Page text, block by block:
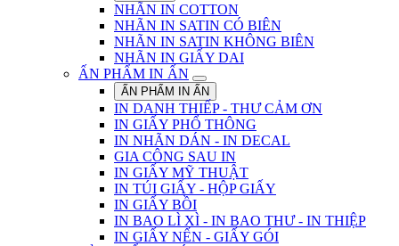
NHÃN IN COTTON
NHÃN IN SATIN CÓ BIÊN
NHÃN IN SATIN KHÔNG BIÊN
NHÃN IN GIẤY DAI
ẤN PHẨM IN ẤN
ẤN PHẨM IN ẤN
IN DANH THIẾP - THƯ CẢM ƠN
IN GIẤY PHỔ THÔNG
IN NHÃN DÁN - IN DECAL
GIA CÔNG SAU IN
IN GIẤY MỸ THUẬT
IN TÚI GIẤY - HỘP GIẤY
IN GIẤY BỒI
IN BAO LÌ XÌ - IN BAO THƯ - IN THIỆP
IN GIẤY NẾN - GIẤY GÓI